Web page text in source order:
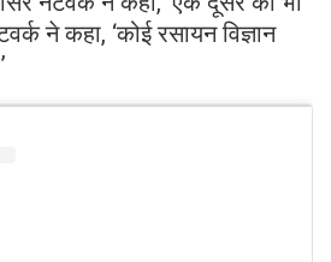
ने कहा, ‘कोई रसायन विज्ञान